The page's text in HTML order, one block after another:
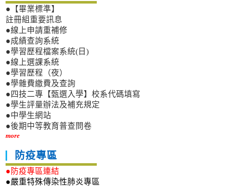
●【畢業標準】
註冊組重要訊息
●線上申請重補修
●成績查詢系統
●學習歷程檔案系統(日)
●線上選課系統
●學習歷程（夜）
●學雜費繳費及查詢
●四技二專【甄選入學】校系代碼填寫
●學生評量辦法及補充規定
●中學生網站
●後期中等教育普查問卷
more
防疫專區
●防疫專區連結
●嚴重特殊傳染性肺炎專區